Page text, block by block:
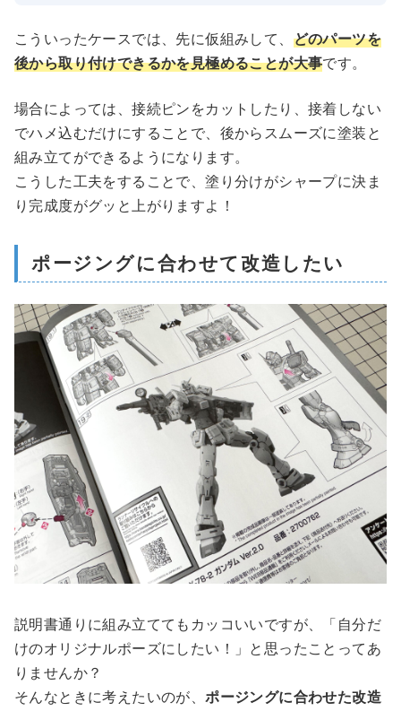
こういったケースでは、先に仮組みして、 どのパーツを
後から取り付けできるかを見極めることが大事です。
場合によっては、接続ピンをカットしたり、接着しない
でハメ込むだけにすることで、後からスムーズに塗装と
組み立てができるようになります。
こうした工夫をすることで、塗り分けがシャープに決ま
り完成度がグッと上がりますよ！
ポージングに合わせて改造したい
説明書通りに組み立ててもカッコいいですが、「自分だ
けのオリジナルポーズにしたい！」と思ったことってあ
りませんか？
そんなときに考えたいのが、ポージングに合わせた改造